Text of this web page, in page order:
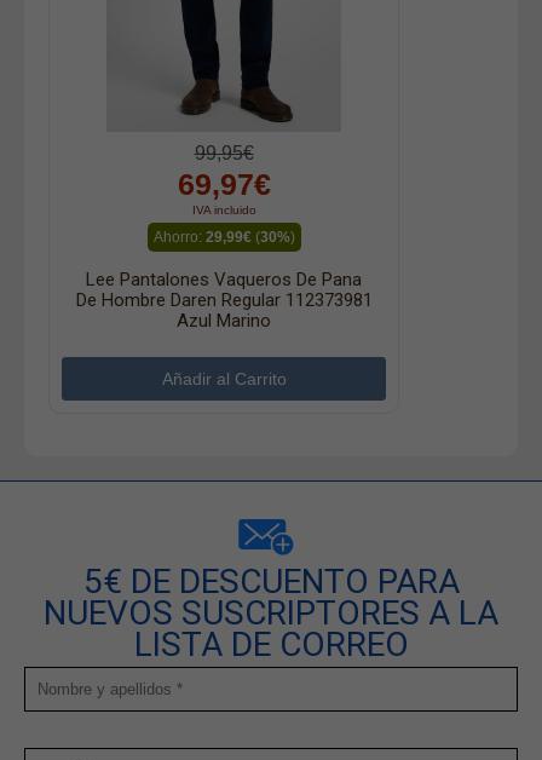
99,95€
69,97€
IVA incluido
Ahorro: 29,99€(30%)
Lee Pantalones Vaqueros De Pana
De Hombre Daren Regular 112373981
Azul Marino
5€ DE DESCUENTO PARA
NUEVOS SUSCRIPTORES A LA
LISTA DE CORREO